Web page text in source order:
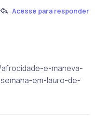
Acesse para responder
e-maneva-
em-lauro-de-